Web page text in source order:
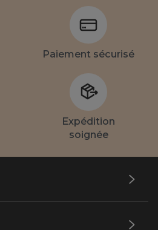
Paiement sécurisé
Expédition
soignée